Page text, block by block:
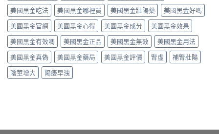
線
的
醫
理
解
析〉
中
日
錠？
藥
師
唔
背
label，
只
講
你
座〉
美國黑金吃法
美國黑金哪裡買 美國黑金壯陽藥
美國黑金好嗎
美國黑金官網
美國黑金心得 美國黑金成分
美國黑金效果
美國黑金有效嗎
美國黑金正品 美國黑金無效
美國黑金用法
美國黑金真偽
美國黑金藥局 美國黑金評價 腎虛
補腎壯陽
陰莖增大
陽痿早洩